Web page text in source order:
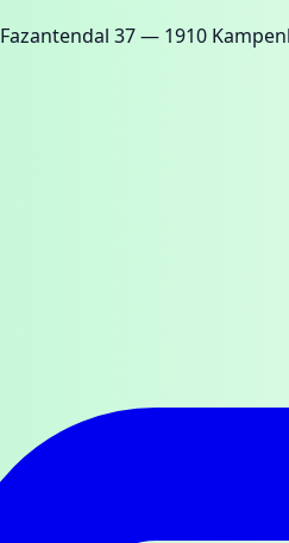
Fazantendal 37— 1910